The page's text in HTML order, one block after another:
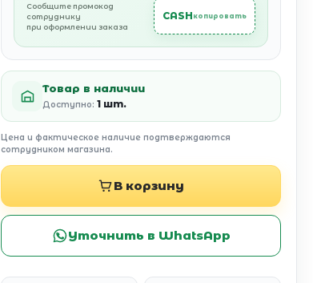
Сообщите промокод
сотруднику
при оформлении заказа
CASH копировать
Товар в наличии
Доступно: 1 шт.
Цена и фактическое наличие подтверждаются
сотрудником магазина.
В корзину
Уточнить в WhatsApp